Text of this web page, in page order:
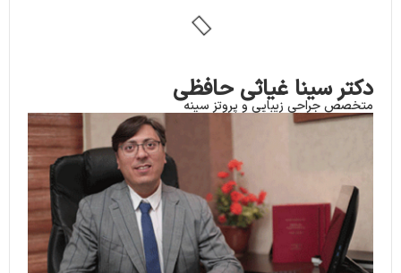
دکتر سینا غیاثی حافظی
متخصص جراحی زیبایی و پروتز سینه